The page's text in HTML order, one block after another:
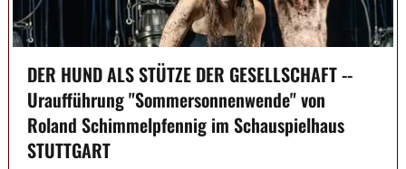
DER HUND ALS STÜTZE DER GESELLSCHAFT --
Uraufführung "Sommersonnenwende" von
Roland Schimmelpfennig im Schauspielhaus
STUTTGART